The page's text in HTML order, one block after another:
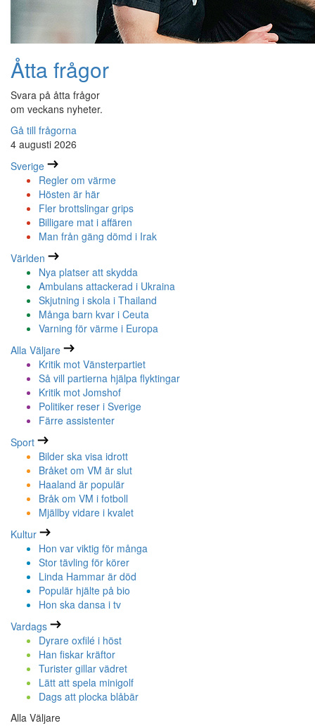
Åtta frågor
Svara på åtta frågor
om veckans nyheter.
Gå till frågorna
4 augusti 2026
Sverige
Regler om värme
Hösten är här
Fler brottslingar grips
Billigare mat i affären
Man från gäng dömd i Irak
Världen
Nya platser att skydda
Ambulans attackerad i Ukraina
Skjutning i skola i Thailand
Många barn kvar i Ceuta
Varning för värme i Europa
Alla Väljare
Kritik mot Vänsterpartiet
Så vill partierna hjälpa flyktingar
Kritik mot Jomshof
Politiker reser i Sverige
Färre assistenter
Sport
Bilder ska visa idrott
Bråket om VM är slut
Haaland är populär
Bråk om VM i fotboll
Mjällby vidare i kvalet
Kultur
Hon var viktig för många
Stor tävling för körer
Linda Hammar är död
Populär hjälte på bio
Hon ska dansa i tv
Vardags
Dyrare oxfilé i höst
Han fiskar kräftor
Turister gillar vädret
Lätt att spela minigolf
Dags att plocka blåbär
Alla Väljare